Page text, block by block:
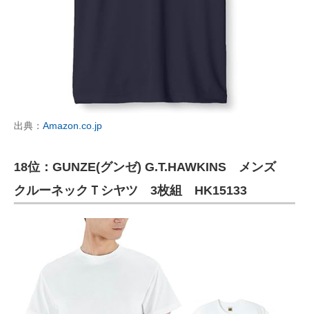
出典： Amazon.co.jp
18位：GUNZE(グンゼ) G.T.HAWKINS メンズ
クルーネックＴシヤツ 3枚組 HK15133